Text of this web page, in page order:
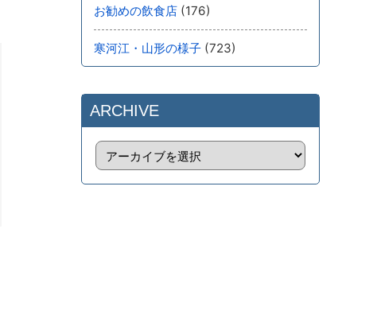
お勧めの飲食店 (176)
寒河江・山形の様子 (723)
ARCHIVE